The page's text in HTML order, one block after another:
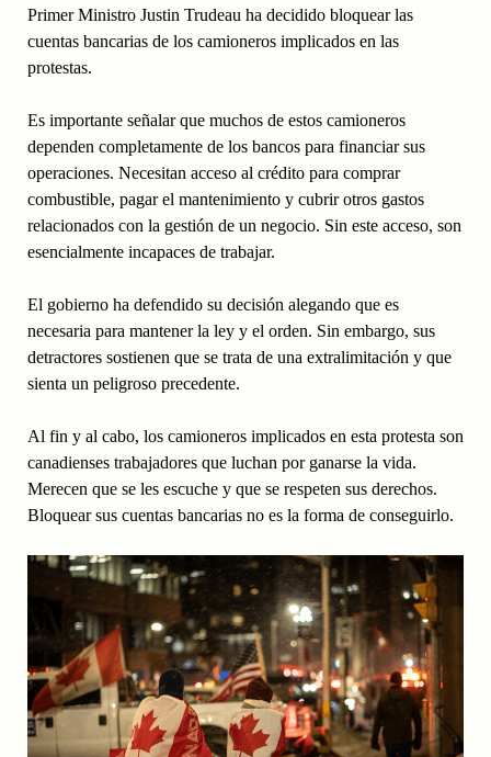
Primer Ministro Justin Trudeau ha decidido bloquear las
cuentas bancarias de los camioneros implicados en las
protestas.
Es importante señalar que muchos de estos camioneros
dependen completamente de los bancos para financiar sus
operaciones. Necesitan acceso al crédito para comprar
combustible, pagar el mantenimiento y cubrir otros gastos
relacionados con la gestión de un negocio. Sin este acceso, son
esencialmente incapaces de trabajar.
El gobierno ha defendido su decisión alegando que es
necesaria para mantener la ley y el orden. Sin embargo, sus
detractores sostienen que se trata de una extralimitación y que
sienta un peligroso precedente.
Al fin y al cabo, los camioneros implicados en esta protesta son
canadienses trabajadores que luchan por ganarse la vida.
Merecen que se les escuche y que se respeten sus derechos.
Bloquear sus cuentas bancarias no es la forma de conseguirlo.